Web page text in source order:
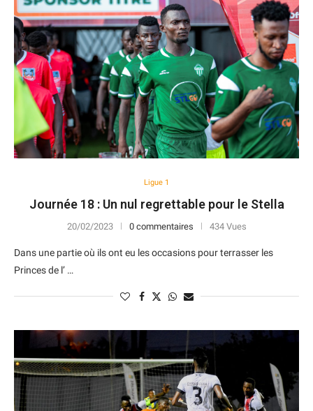
Ligue 1
Journée 18 : Un nul regrettable pour le Stella
20/02/2023 0 commentaires 434 Vues
Dans une partie où ils ont eu les occasions pour terrasser les
Princes de l’ …